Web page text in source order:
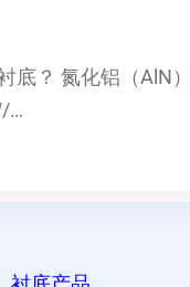
底？ 氮化铝（AlN
…